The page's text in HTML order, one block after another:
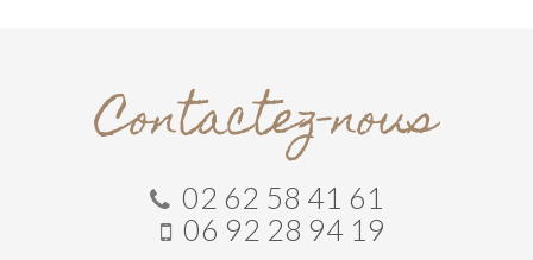
pour les
mains 100
Contactez-nous
02 62 58 41 61
06 92 28 94 19